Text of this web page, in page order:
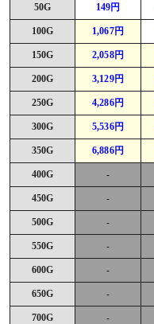
50G 149円
100G 1,067円
150G 2,058円
200G 3,129円
250G 4,286円
300G 5,536円
350G 6,886円
400G -
450G -
500G -
550G -
600G -
650G -
700G -